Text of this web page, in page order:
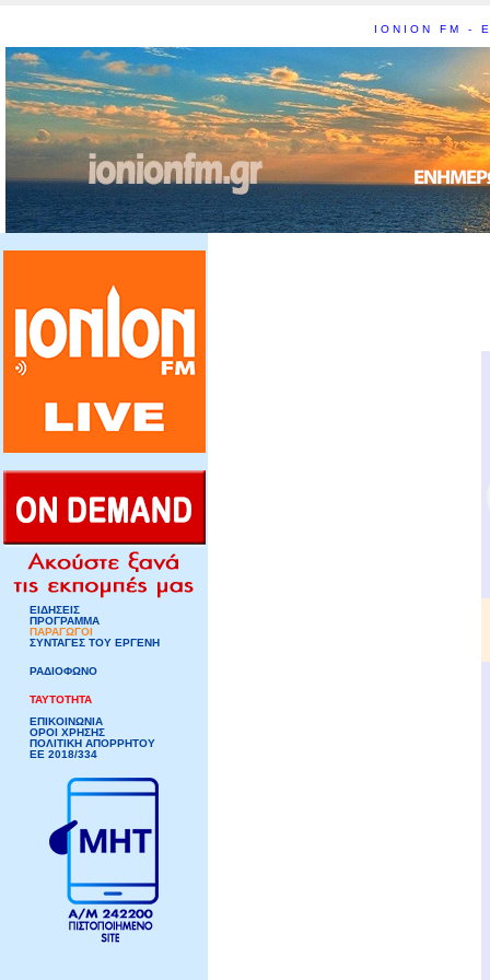
IONION FM -
ΕΙΔΗΣΕΙΣ
ΠΡΟΓΡΑΜΜΑ
ΠΑΡΑΓΩΓΟΙ
ΣΥΝΤΑΓΕΣ ΤΟΥ ΕΡΓΕΝΗ
ΡΑΔΙΟΦΩΝΟ
ΤΑΥΤΟΤΗΤΑ
ΕΠΙΚΟΙΝΩΝΙΑ
ΟΡΟΙ ΧΡΗΣΗΣ
ΠΟΛΙΤΙΚΗ ΑΠΟΡΡΗΤΟΥ
ΕΕ 2018/334